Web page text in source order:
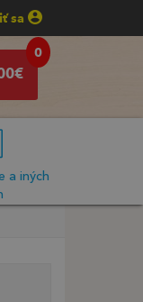
sa
0
€
a iných